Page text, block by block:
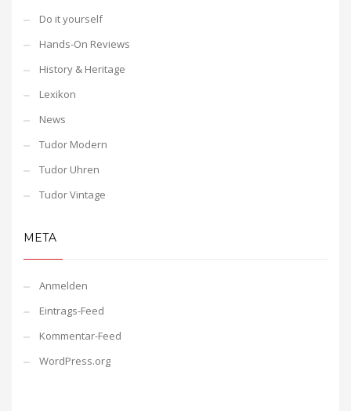
Do it yourself
Hands-On Reviews
History & Heritage
Lexikon
News
Tudor Modern
Tudor Uhren
Tudor Vintage
META
Anmelden
Eintrags-Feed
Kommentar-Feed
WordPress.org